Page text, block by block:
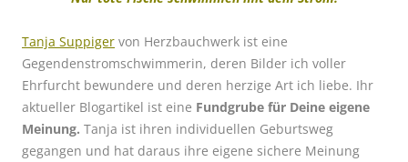
Tanja Suppiger von Herzbauchwerk ist eine
Gegendenstromschwimmerin, deren Bilder ich voller
Ehrfurcht bewundere und deren herzige Art ich liebe. Ihr
aktueller Blogartikel ist eine Fundgrube für Deine eigene
Meinung. Tanja ist ihren individuellen Geburtsweg
gegangen und hat daraus ihre eigene sichere Meinung